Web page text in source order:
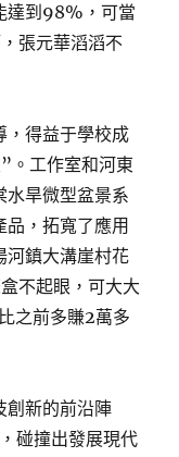
達到98%，可當
張元華滔滔不
，得益于學校成
。工作室和河東
水旱微型盆景系
，拓寬了應用
河鎮大溝崖村花
不起眼，可大大
之前多賺2萬多
創新的前沿陣
碰撞出發展現代